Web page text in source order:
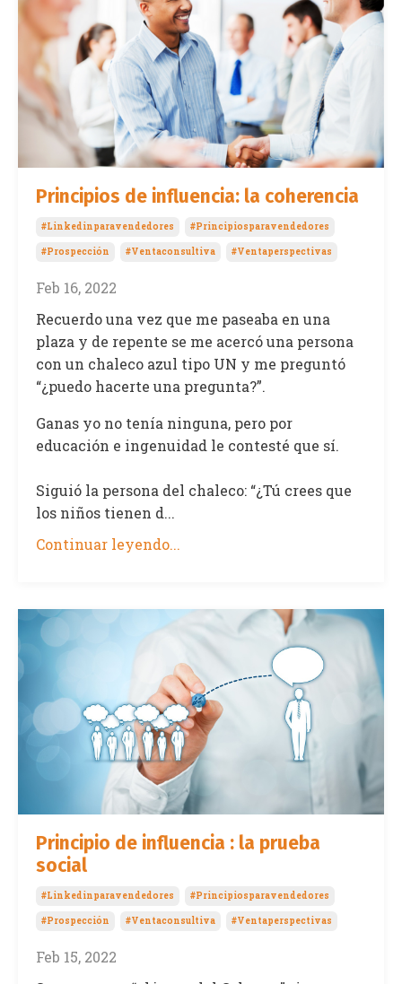
Principios de influencia: la coherencia
#linkedinparavendedores #principiosparavendedores
#prospección #ventaconsultiva #ventaperspectivas
Feb 16, 2022
Recuerdo una vez que me paseaba en una
plaza y de repente se me acercó una persona
con un chaleco azul tipo UN y me preguntó
“¿puedo hacerte una pregunta?”.
Ganas yo no tenía ninguna, pero por
educación e ingenuidad le contesté que sí.
Siguió la persona del chaleco: “¿Tú crees que
los niños tienen d...
Continuar leyendo...
Principio de influencia : la prueba
social
#linkedinparavendedores #principiosparavendedores
#prospección #ventaconsultiva #ventaperspectivas
Feb 15, 2022